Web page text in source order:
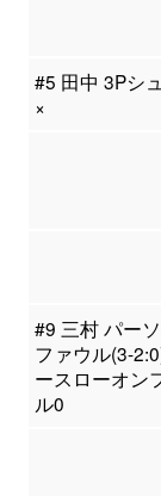
#5 田中 3Pシ
×
#9 三村 パー
ファウル(3-
ースローオン
ル0